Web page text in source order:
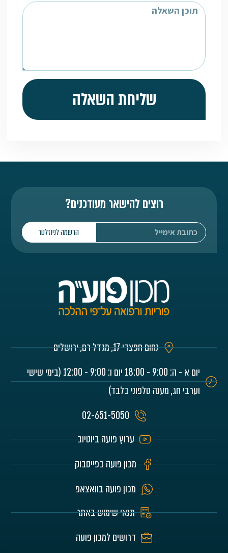
שליחת השאלה
רוצים להישאר מעודכנים?
הרשמה לניוזלטר
נחום חפצדי 17, מגדל רם, ירושלים
יום א - ה: 9:00 - 18:00 יום ו: 9:00 - 12:00 (בימי שישי
וערבי חג, מענה טלפוני בלבד)
02-651-5050
ערוץ פועה ביוטיוב
מכון פועה בפייסבוק
מכון פועה בוואצאפ
תנאי שימוש באתר
דרושים למכון פועה